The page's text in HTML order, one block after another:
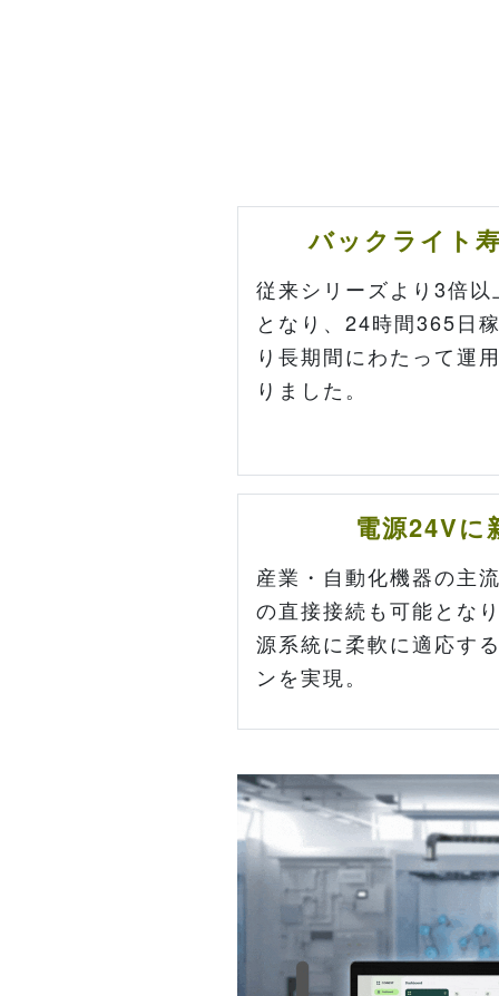
バックライト
従来シリーズより3倍
となり、24時間365日
り長期間にわたって運
りました。
電源24Vに
産業・自動化機器の主
の直接接続も可能とな
源系統に柔軟に適応す
ンを実現。